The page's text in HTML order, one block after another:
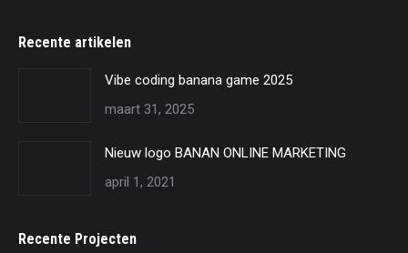
Recente artikelen
Vibe coding banana game 2025
maart 31, 2025
Nieuw logo BANAN ONLINE MARKETING
april 1, 2021
Recente Projecten